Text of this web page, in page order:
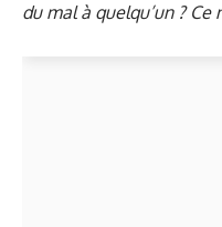
du mal à quelqu’un ? Ce